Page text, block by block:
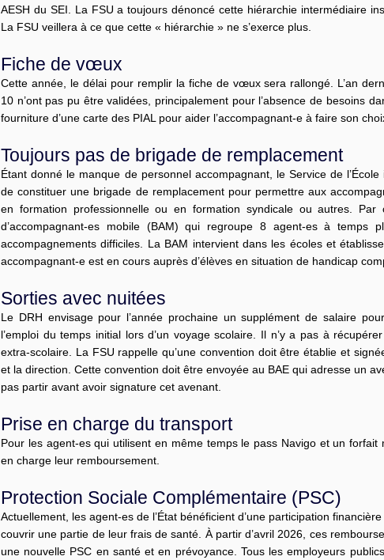
AESH du SEI. La FSU a toujours dénoncé cette hiérarchie intermédiaire
La FSU veillera à ce que cette « hiérarchie » ne s’exerce plus.
Fiche de vœux
Cette année, le délai pour remplir la fiche de vœux sera rallongé. L’an
10 n’ont pas pu être validées, principalement pour l’absence de besoins
fourniture d’une carte des PIAL pour aider l’accompagnant-e à faire son
Toujours pas de brigade de remplacement
Étant donné le manque de personnel accompagnant, le Service de
de constituer une brigade de remplacement pour permettre aux
en formation professionnelle ou en formation syndicale ou autres.
d’accompagnant-es mobile (BAM) qui regroupe 8 agent-es à temps
accompagnements difficiles. La BAM intervient dans les écoles et
accompagnant-e est en cours auprès d’élèves en situation de handicap
Sorties avec nuitées
Le DRH envisage pour l’année prochaine un supplément de salaire
l’emploi du temps initial lors d’un voyage scolaire. Il n’y a pas à
extra-scolaire. La FSU rappelle qu’une convention doit être établie et
et la direction. Cette convention doit être envoyée au BAE qui adresse un
pas partir avant avoir signature cet avenant.
Prise en charge du transport
Pour les agent-es qui utilisent en même temps le pass Navigo et un forfait
en charge leur remboursement.
Protection Sociale Complémentaire (PSC)
Actuellement, les agent-es de l’État bénéficient d’une participation
couvrir une partie de leur frais de santé. À partir d’avril 2026, ces
une nouvelle PSC en santé et en prévoyance. Tous les employeurs